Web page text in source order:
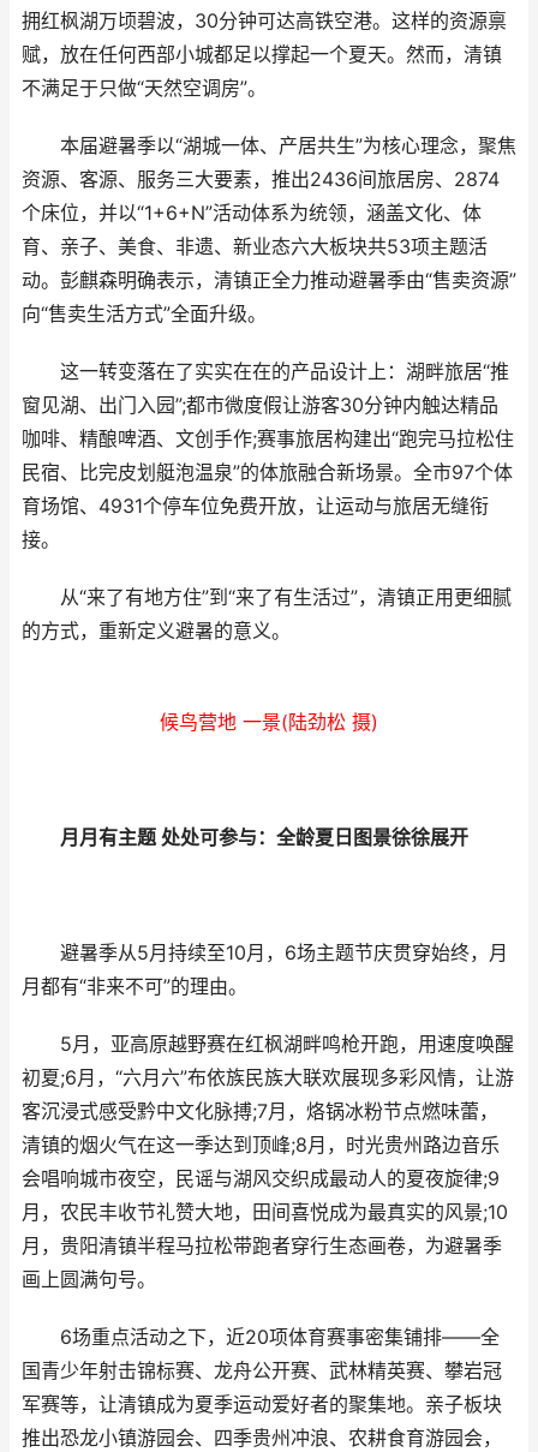
拥红枫湖万顷碧波，30分钟可达高铁空港。这样的资源禀
赋，放在任何西部小城都足以撑起一个夏天。然而，清镇
不满足于只做“天然空调房”。
本届避暑季以“湖城一体、产居共生”为核心理念，聚焦
资源、客源、服务三大要素，推出2436间旅居房、2874
个床位，并以“1+6+N”活动体系为统领，涵盖文化、体
育、亲子、美食、非遗、新业态六大板块共53项主题活
动。彭麒森明确表示，清镇正全力推动避暑季由“售卖资源”
向“售卖生活方式”全面升级。
这一转变落在了实实在在的产品设计上：湖畔旅居“推
窗见湖、出门入园”;都市微度假让游客30分钟内触达精品
咖啡、精酿啤酒、文创手作;赛事旅居构建出“跑完马拉松住
民宿、比完皮划艇泡温泉”的体旅融合新场景。全市97个体
育场馆、4931个停车位免费开放，让运动与旅居无缝衔
接。
从“来了有地方住”到“来了有生活过”，清镇正用更细腻
的方式，重新定义避暑的意义。
候鸟营地 一景(陆劲松 摄)
月月有主题 处处可参与：全龄夏日图景徐徐展开
避暑季从5月持续至10月，6场主题节庆贯穿始终，月
月都有“非来不可”的理由。
5月，亚高原越野赛在红枫湖畔鸣枪开跑，用速度唤醒
初夏;6月，“六月六”布依族民族大联欢展现多彩风情，让游
客沉浸式感受黔中文化脉搏;7月，烙锅冰粉节点燃味蕾，
清镇的烟火气在这一季达到顶峰;8月，时光贵州路边音乐
会唱响城市夜空，民谣与湖风交织成最动人的夏夜旋律;9
月，农民丰收节礼赞大地，田间喜悦成为最真实的风景;10
月，贵阳清镇半程马拉松带跑者穿行生态画卷，为避暑季
画上圆满句号。
6场重点活动之下，近20项体育赛事密集铺排——全
国青少年射击锦标赛、龙舟公开赛、武林精英赛、攀岩冠
军赛等，让清镇成为夏季运动爱好者的聚集地。亲子板块
推出恐龙小镇游园会、四季贵州冲浪、农耕食育游园会，